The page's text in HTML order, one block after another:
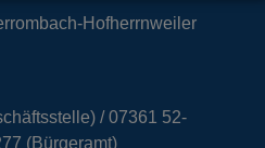
Hofherrnweiler
/ 07361 52-
(Bürgeramt)